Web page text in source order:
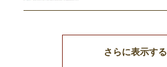
さらに表示する